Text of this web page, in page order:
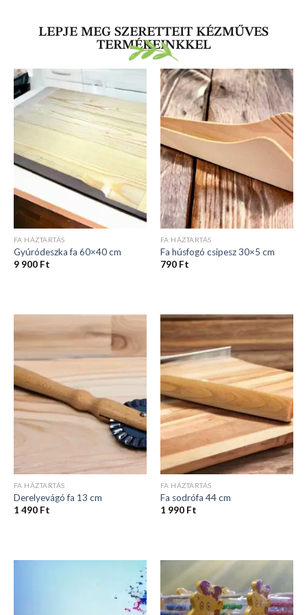
LEPJE MEG SZERETTEIT KÉZMŰVES
TERMÉKEINKKEL
Gyúródeszka fa 60×40 cm
9 900Ft
Fa húsfogó csipesz 30×5 cm
790Ft
FA HÁZTARTÁS
Derelyevágó fa 13 cm
1 490Ft
FA HÁZTARTÁS
Fa sodrófa 44 cm
1 990Ft